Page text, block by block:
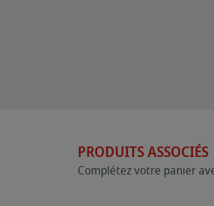
PRODUITS ASSOCIÉS
Complétez votre panier